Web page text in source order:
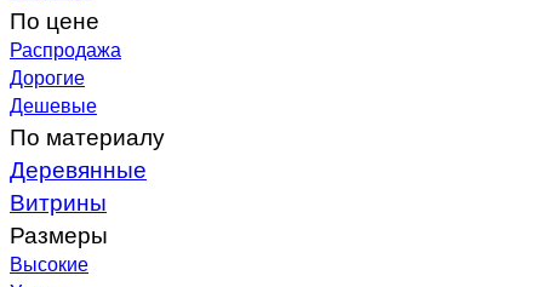
По цене
Распродажа
Дорогие
Дешевые
По материалу
Деревянные
Витрины
Размеры
Высокие